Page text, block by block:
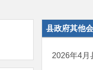
县政府其他
2026年4月